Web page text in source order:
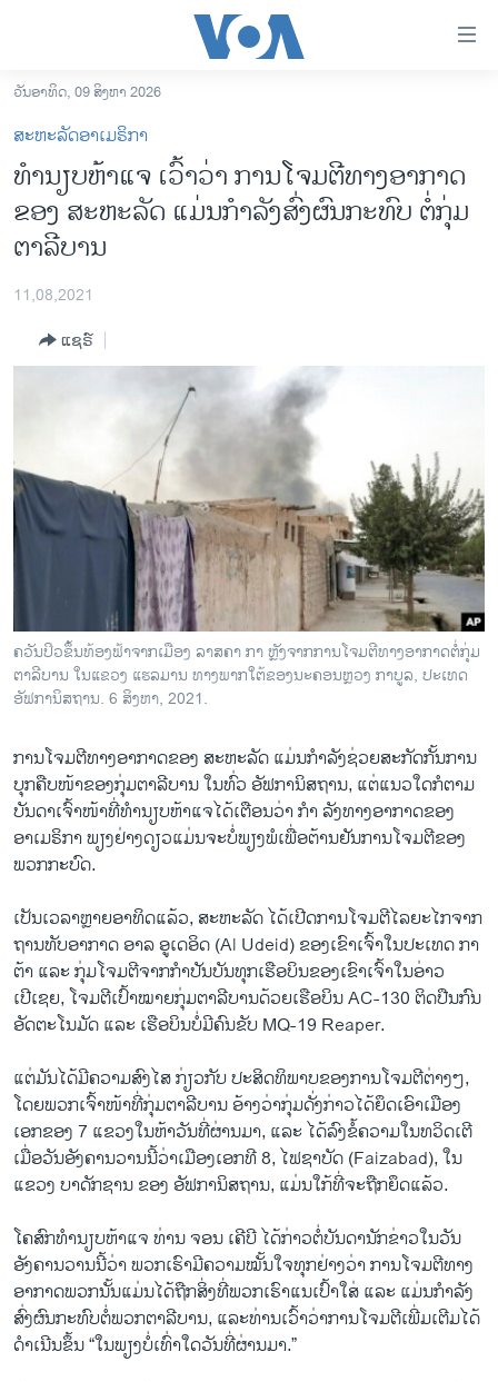
ເຂົ້າ
ຫາ
ຂ້າມ
ຂ້າມ
ໄປ
ຫາ
ຊອກ
ລາວ
ອາເມຣິກາ
ການເລືອກຕັ້ງ ປະທານາທີບໍດີ ສະຫະລັດ 2024
ອິດສະຫຼະພາບດ້ານການຂ່າວ
ຊຸມຊົນຊາວລາວ
ວິທະຍາສາດ-ເທັກໂນໂລຈີ
ວີດີໂອ
ສຽງ
ລາຍງານ
ພາສາຕ່າງໆ
ວັນອາທິດ, 09 ສິງຫາ 2026
ສະຫະລັດອາເມຣິກາ
ທຳນຽບຫ້າແຈ ເວົ້າວ່າ ການໂຈມຕີທາງອາກາດ
ຂອງ ສະຫະລັດ ແມ່ນກຳລັງສົ່ງຜົນກະທົບ ຕໍ່ກຸ່ມ
ຕາລີບານ
11,08,2021
ແຊຣ໌
ຄວັນປິວຂຶ້ນທ້ອງຟ້າຈາກເມືອງ ລາສຄາ ກາ ຫຼັງຈາກການໂຈມຕີທາງອາກາດຕໍ່ກຸ່ມ
ຕາລີບານ ໃນແຂວງ ແຮລມານ ທາງພາກໃຕ້ຂອງນະຄອນຫຼວງ ກາບູລ, ປະເທດ
ອັຟການິສຖານ. 6 ສິງຫາ, 2021.
ການໂຈມຕີທາງອາກາດຂອງ ສະຫະລັດ ແມ່ນກຳລັງຊ່ວຍສະກັດກັ້ນການ
ບຸກຄືບໜ້າຂອງກຸ່ມຕາລີບານ ໃນທົ່ວ ອັຟການິສຖານ, ແຕ່ແນວໃດກໍຕາມ
ບັນດາເຈົ້າໜ້າທີ່ທຳນຽບຫ້າແຈໄດ້ເຕືອນວ່າ ກຳ ລັງທາງອາກາດຂອງ
ອາເມຣິກາ ພຽງຢ່າງດຽວແມ່ນຈະບໍ່ພຽງພໍເພື່ອຕ້ານຢັນການໂຈມຕີຂອງ
ພວກກະບົດ.
ເປັນເວລາຫຼາຍອາທິດແລ້ວ, ສະຫະລັດ ໄດ້ເປີດການໂຈມຕີໄລຍະໄກຈາກ
ຖານທັບອາກາດ ອາລ ອູເດອິດ (Al Udeid) ຂອງເຂົາເຈົ້າໃນປະເທດ ກາ
ຕ້າ ແລະ ກຸ່ມໂຈມຕີຈາກກຳປັນບັນທຸກເຮືອບິນຂອງເຂົາເຈົ້າໃນອ່າວ
ເປີເຊຍ, ໂຈມຕີເປົ້າໝາຍກຸ່ມຕາລີບານດ້ວຍເຮືອບິນ AC-130 ຕິດປືນກົນ
ອັດຕະໂນມັດ ແລະ ເຮືອບິນບໍ່ມີຄົນຂັບ MQ-19 Reaper.
ແຕ່ມັນໄດ້ມີຄວາມສົງໄສ ກ່ຽວກັບ ປະສິດທິພາບຂອງການໂຈມຕີຕ່າງໆ,
ໂດຍພວກເຈົ້າໜ້າທີ່ກຸ່ມຕາລີບານ ອ້າງວ່າກຸ່ມດັ່ງກ່າວໄດ້ຍຶດເອົາເມືອງ
ເອກຂອງ 7 ແຂວງໃນຫ້າວັນທີ່ຜ່ານມາ, ແລະ ໄດ້ລົງຂໍ້ຄວາມໃນທວິດເຕີ
ເມື່ອວັນອັງຄານວານນີ້ວ່າເມືອງເອກທີ 8, ໄຟຊາບັດ (Faizabad), ໃນ
ແຂວງ ບາດັກຊານ ຂອງ ອັຟການິສຖານ, ແມ່ນໃກ້ທີ່ຈະຖືກຍຶດແລ້ວ.
ໂຄສົກທຳນຽບຫ້າແຈ ທ່ານ ຈອນ ເຄີບີ ໄດ້ກ່າວຕໍ່ບັນດານັກຂ່າວໃນວັນ
ອັງຄານວານນີ້ວ່າ ພວກເຮົາມີຄວາມໝັ້ນໃຈທຸກຢ່າງວ່າ ການໂຈມຕີທາງ
ອາກາດພວກນັ້ນແມ່ນໄດ້ຖືກສິ່ງທີ່ພວກເຮົາແນເປົ້າໃສ່ ແລະ ແມ່ນກຳລັງ
ສົ່ງຜົນກະທົບຕໍ່ພວກຕາລີບານ, ແລະທ່ານເວົ້າວ່າການໂຈມຕີເພີ່ມເຕີມໄດ້
ດຳເນີນຂຶ້ນ “ໃນພຽງບໍ່ເທົ່າໃດວັນທີ່ຜ່ານມາ.”